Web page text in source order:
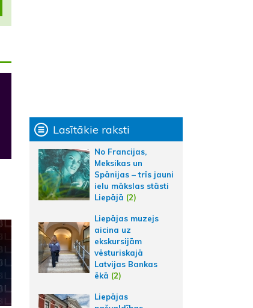
Lasītākie raksti
No Francijas,
Meksikas un
Spānijas – trīs jauni
ielu mākslas stāsti
Liepājā (2)
Liepājas muzejs
aicina uz
ekskursijām
vēsturiskajā
Latvijas Bankas
ēkā (2)
Liepājas